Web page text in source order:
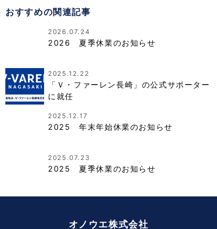
おすすめの関連記事
2026.07.24
2026 夏季休業のお知らせ
2025.12.22
「Ｖ・ファーレン長崎」の公式サポーター
に就任
2025.12.17
2025 年末年始休業のお知らせ
2025.07.23
2025 夏季休業のお知らせ
オノウエ株式会社